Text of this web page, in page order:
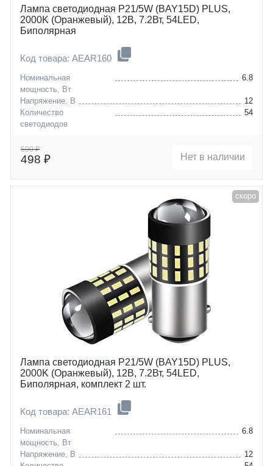
Лампа светодиодная P21/5W (BAY15D) PLUS,
2000K (Оранжевый), 12В, 7.2Вт, 54LED,
Биполярная
Код товара: AEAR160
Номинальная
мощность, Вт
6.8
Напряжение, В
12
Количество
светодиодов
54
590 ₽
498 ₽ Нет в наличии
скоро
Лампа светодиодная P21/5W (BAY15D) PLUS,
2000K (Оранжевый), 12В, 7.2Вт, 54LED,
Биполярная, комплект 2 шт.
Код товара: AEAR161
Номинальная
мощность, Вт
6.8
Напряжение, В
12